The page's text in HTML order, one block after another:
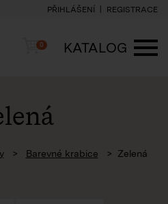
PŘIHLÁŠENÍ REGISTRACE
Košík
0
KATALOG
Barevné krabice Zelená